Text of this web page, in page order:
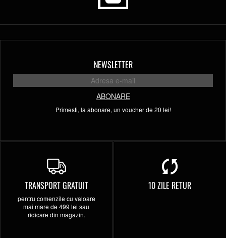
NEWSLETTER
ABONARE
Primesti, la abonare, un voucher de 20 lei!
TRANSPORT GRATUIT
pentru comenzile cu valoare
mai mare de 499 lei sau
ridicare din magazin.
10 ZILE RETUR